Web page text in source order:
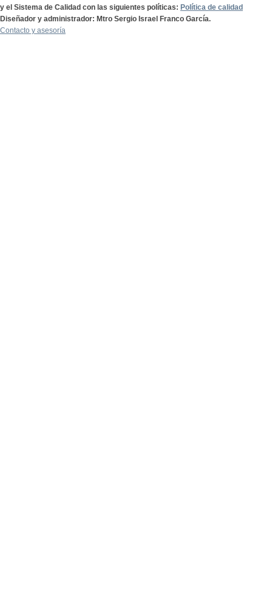
y el Sistema de Calidad con las siguientes políticas: Política de calidad
Diseñador y administrador: Mtro Sergio Israel Franco García.
Contacto y asesoría